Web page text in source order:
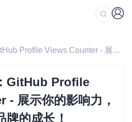
/ 推荐开源项目：GitHub Profile Views Counter - 展示你的影响力，轻松监控个人品牌的成长！
GitHub Profile
- 展示你的影响力，
牌的成长！